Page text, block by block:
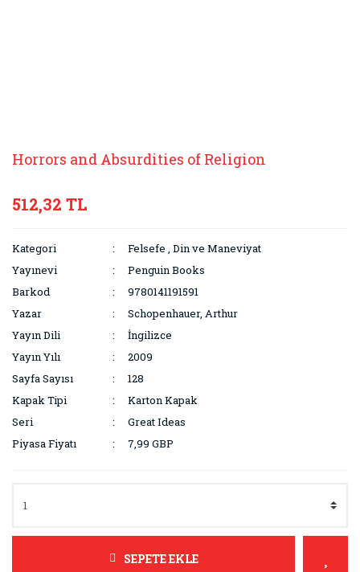
Horrors and Absurdities of Religion
512,32 TL
Kategori Felsefe ,Din ve Maneviyat
Yayınevi
Penguin Books
Barkod
9780141191591
Yazar
Schopenhauer, Arthur
Yayın Dili
İngilizce
Yayın Yılı
2009
Sayfa Sayısı
128
Kapak Tipi
Karton Kapak
Seri
Great Ideas
Piyasa Fiyatı
7,99 GBP
SEPETE EKLE